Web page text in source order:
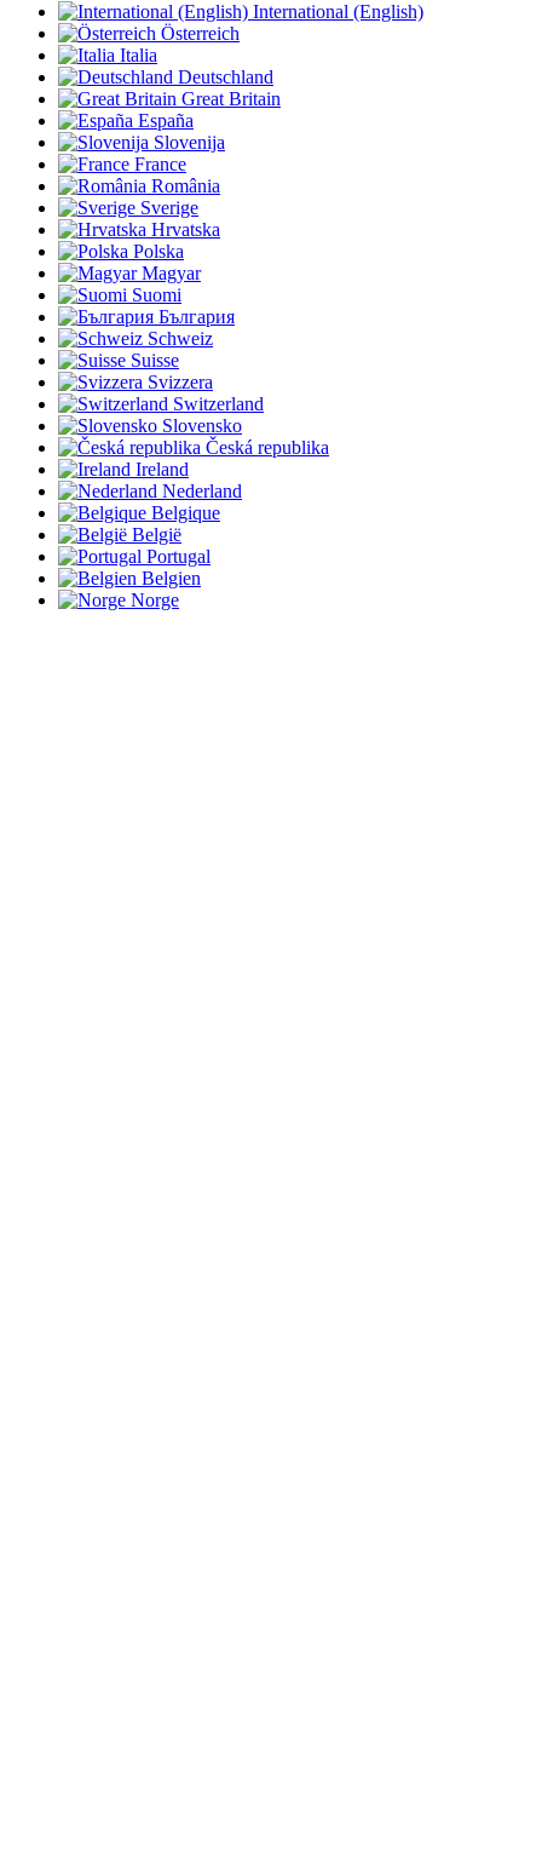
International (English)
Österreich
Italia
Deutschland
Great Britain
España
Slovenija
France
România
Sverige
Hrvatska
Polska
Magyar
Suomi
България
Schweiz
Suisse
Svizzera
Switzerland
Slovensko
Česká republika
Ireland
Nederland
Belgique
België
Portugal
Belgien
Norge